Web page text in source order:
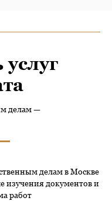
услуг
делам —
делам в Москве
изучения документов и
работ